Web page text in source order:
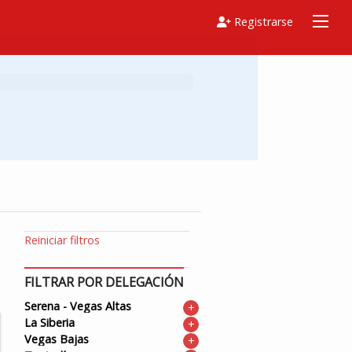
Registrarse
Reiniciar filtros
FILTRAR POR DELEGACIÓN